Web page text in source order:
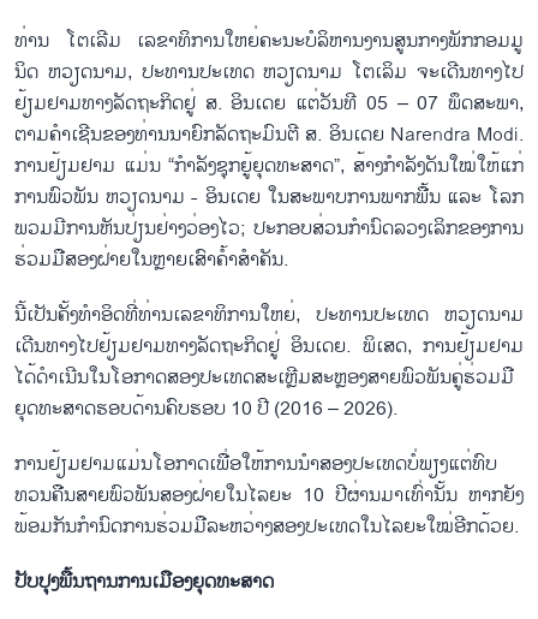
ທ່ານ​ ໂຕ​ເລີມ ເລ​ຂາ​ທິ​ການ​ໃຫຍ່​ຄະ​ນະ​ບໍ​ລ​ິ​ຫານ​ງານ​ສູນ​ກາງ​ພັກ​ກອມ​ມູ​
ນິດ ຫວຽດ​ນາມ, ປະ​ທານ​ປະ​ເທດ ຫວຽດ​ນາມ ໂຕ​ເລິມ ຈະ​ເດີນ​ທາງ​ໄປ​
ຢ້ຽມ​ຢາມ​ທາງ​ລັດ​ຖະ​ກິດ​ຢູ່ ສ. ອິນ​ເດຍ ແຕ່​ວັນ​ທີ 05 – 07 ພຶດ​ສະ​ພາ,
ຕາມ​ຄຳ​ເຊີນ​ຂອງ​ທ່ານ​ນາ​ຍົກ​ລັດ​ຖະ​ມົນ​ຕີ ສ. ອິນ​ເດຍ Narendra Modi.
ການ​ຢ້ຽມ​ຢາມ ແມ່ນ “​ກຳ​ລັງ​ຊຸກ​ຍູ້​ຍ​ຸດ​ທະ​ສາດ”, ສ້າງ​ກຳ​ລັງ​ດັນ​ໃໝ່​ໃຫ້​ແກ່​
ການ​ພົວ​ພັນ ຫວຽດ​ນາມ - ອິນ​ເດຍ ໃນ​ສະ​ພາບ​ການ​ພາກ​ພື້ນ ແລະ ໂລກ
ພວມ​ມີ​ການ​ຫັນ​ປ່ຽນ​ຢ່າງວ່ອງ​ໄວ; ປະ​ກອບ​ສ່​ວນ​ກຳ​ນົດ​ລວງ​ເລິກ​ຂອງ​ການ​
ຮ່ວມ​ມື​ສອງ​ຝ່າຍ​ໃນຫຼາຍ​ເສົາ​ຄ້ຳ​ສຳ​ຄັນ.
ນີ້​ເປັນ​ຄັ້ງ​ທຳ​ອິດ​ທີ່​ທ່ານເລ​ຂາ​ທິ​ການ​ໃຫຍ່, ປະ​ທານປະ​ເທດ ຫວຽດ​ນາມ
ເດີນ​ທາງ​ໄປ​ຢ້ຽມ​ຢາມ​ທາງ​ລັດ​ຖະ​ກິດ​ຢູ່ ອິນ​ເດຍ. ພິ​ເສດ, ການ​ຢ້ຽມ​ຢາມ​
ໄດ້​ດຳ​ເນີນ​ໃນ​ໂອ​ກາດ​ສອງ​ປະ​ເທດ​ສະ​ເຫຼີມ​ສະຫຼອງ​ສາຍ​ພົວ​ພັນ​ຄູ່​ຮ່ວມ​ມື​
ຍຸດ​ທະ​ສາດ​ຮອບ​ດ້ານຄົບ​ຮອບ 10 ປີ (2016 – 2026).
ການ​ຢ້ຽມ​ຢາມ​ແມ່ນ​ໂອ​ກາດ​ເພື່ອ​ໃຫ້​ການ​ນຳ​ສອງ​ປະ​ເທດ​ບໍ່​ພຽງ​ແຕ່​ທົບ​
ທວນ​ຄືນ​ສາຍ​ພົວ​ພັນ​ສອງ​ຝ່າຍ​ໃນ​ໄລ​ຍະ 10 ປີ​ຜ່ານ​ມາ​ເທົ່າ​ນັ້ນ ຫາກ​ຍັງ​
ພ້ອມ​ກັນ​ກຳ​ນົດ​ການ​ຮ່ວມ​ມື​ລະ​ຫວ່າງ​ສອງ​ປະ​ເທດ​ໃນ​ໄລ​ຍະ​ໃໝ່​ອີກ​ດ້ວຍ.
ປັບ​ປຸງ​ພື້ນ​ຖານ​ການ​ເມືອງ​ຍຸດ​ທະ​ສາດ